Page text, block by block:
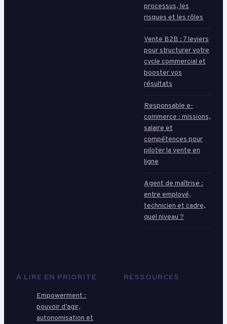
processus, les
risques et les rôles
Vente B2B : 7 leviers
pour structurer votre
cycle commercial et
booster vos
résultats
Responsable e-
commerce : missions,
salaire et
compétences pour
piloter la vente en
ligne
Agent de maîtrise :
entre employé,
technicien et cadre,
quel niveau ?
À LIRE EN PRIORITÉ
Empowerment :
pouvoir d’agir,
autonomisation et
RESSOURCES